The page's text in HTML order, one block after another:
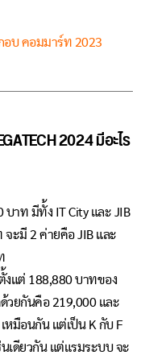
อบ คอมมาร์ท 2023
2024 มีอะไร
าท มีทั้ง IT City และ JIB
จะมี 2 ค่ายคือ JIB และ
งแต่ 188,880 บาทของ
ด้วยกันคือ 219,000 และ
หมือนกัน แต่เป็น K กับ F
นเดียวกัน แต่แรมระบบ จะ